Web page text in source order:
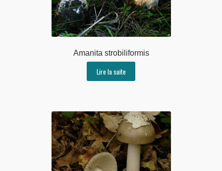
Amanita strobiliformis
Lire la suite